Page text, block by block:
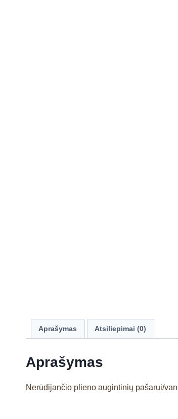
Aprašymas Atsiliepimai (0)
Aprašymas
Nerūdijančio plieno augintinių pašarui/